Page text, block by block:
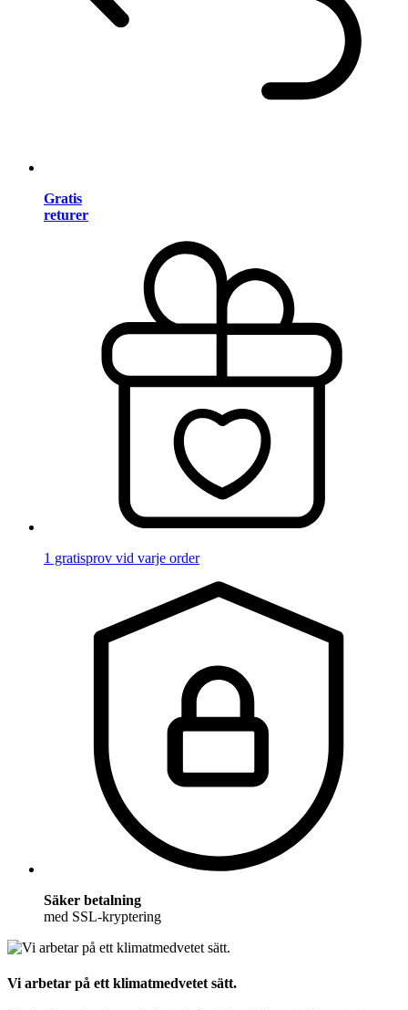
Gratis
returer
1 gratisprov vid varje order
Säker betalning
med SSL-kryptering
Vi arbetar på ett klimatmedvetet sätt.